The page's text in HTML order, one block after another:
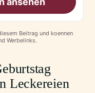
Beitrag und koennen
Werbelinks.
Leckereien